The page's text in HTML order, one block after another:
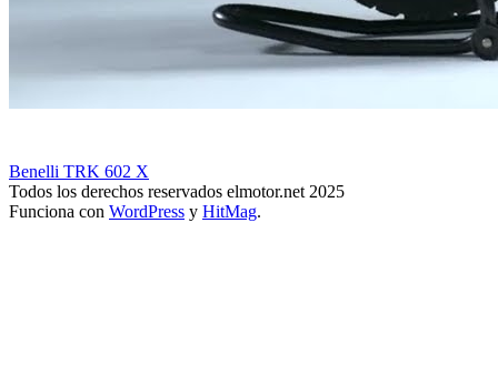
Benelli TRK 602 X
Todos los derechos reservados elmotor.net 2025
Funciona con WordPress y HitMag.